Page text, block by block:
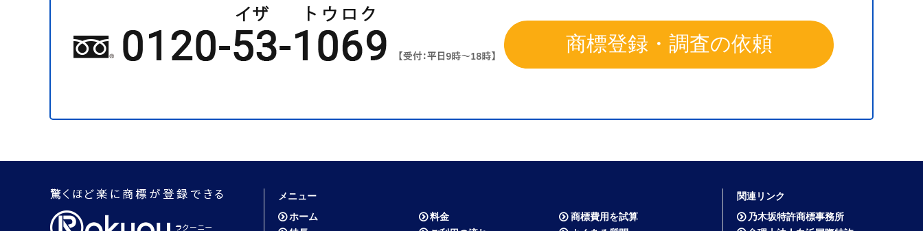
商標登録・調査の依頼
メニュー
ホーム
料金
商標費用を試算
関連リンク
乃木坂特許商標事務所